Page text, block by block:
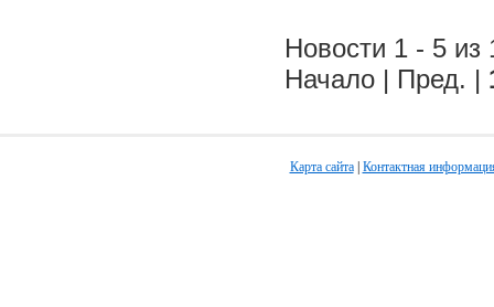
Новости 1 - 5 из
Начало | Пред. |
Карта сайта| Контактная